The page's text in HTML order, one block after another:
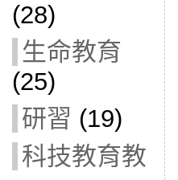
(28)
生命教育
(25)
研習 (19)
科技教育教